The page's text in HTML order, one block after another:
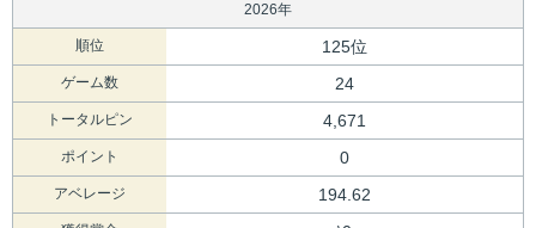
2026年
順位 125位
ゲーム数 24
トータルピン 4,671
ポイント 0
アベレージ 194.62